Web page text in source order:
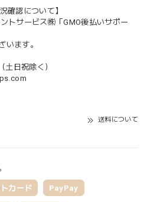
確認について】
トサービス㈱「GMO後払いサポー
います。
土日祝除く）
送料について
カード PayPay